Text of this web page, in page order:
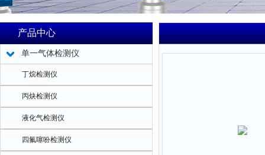
产品中心
单一气体检测仪
丁烷检测仪
丙炔检测仪
液化气检测仪
四氟噻吩检测仪